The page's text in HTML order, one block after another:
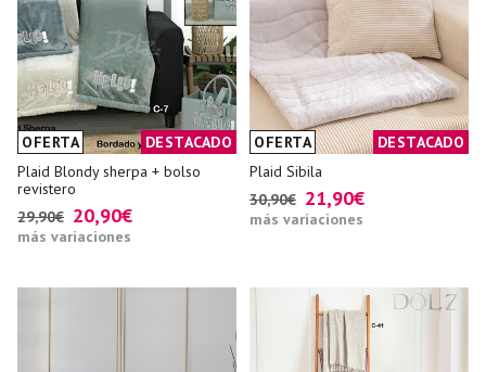
OFERTA
DESTACADO
Plaid Blondy sherpa + bolso
revistero
29,90€ 20,90€
más variaciones
OFERTA
DESTACADO
Plaid Sibila
30,90€ 21,90€
más variaciones